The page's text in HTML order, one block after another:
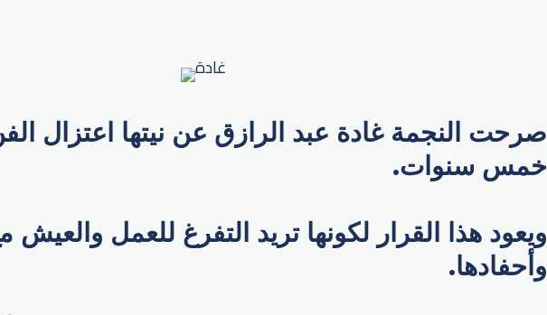
صرحت النجمة غادة عبد الرازق عن نيتها اعتزال
خمس سنوات.
ويعود هذا القرار لكونها تريد التفرغ للعمل والعيش
وأحفادها.